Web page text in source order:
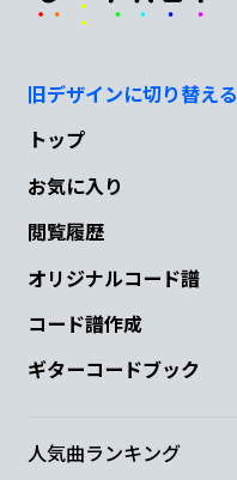
旧デザインに切り替える
トップ
お気に入り
閲覧履歴
オリジナルコード譜
コード譜作成
ギターコードブック
人気曲ランキング